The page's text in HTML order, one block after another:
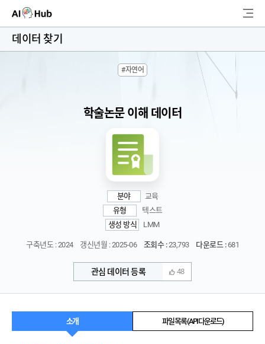
AI-Hub
색
데이터 찾기
#자연어
학술논문 이해 데이터
분야
교육
유형
텍스트
생성 방식
LMM
구축년도 : 2024 갱신년월 : 2025-06 조회수 :23,793 다운로드 :681
관심 데이터 등록 48
소개 파일 목록 (API 다운로드)